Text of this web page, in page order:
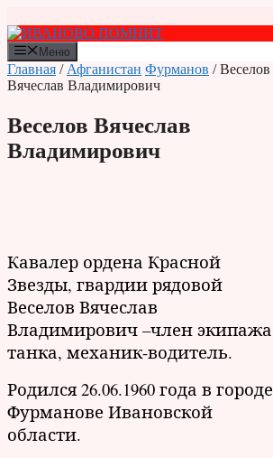
к
содержимому
Меню
Главная / Афганистан Фурманов / Веселов
Вячеслав Владимирович
Веселов Вячеслав
Владимирович
Кавалер ордена Красной
Звезды, гвардии рядовой
Веселов Вячеслав
Владимирович –член экипажа
танка, механик-водитель.
Родился 26.06.1960 года в городе
Фурманове Ивановской
области.